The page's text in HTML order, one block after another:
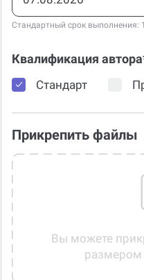
Стандартный срок выполнения:
Квалификация
Стандарт
Прикрепить файлы
Вы можете
размером